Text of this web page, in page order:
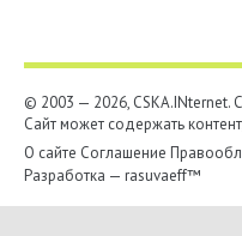
© 2003 — 2026, CSKA.INternet.
Сайт может содержать
О сайте Соглашение
Разработка — rasuvaeff™